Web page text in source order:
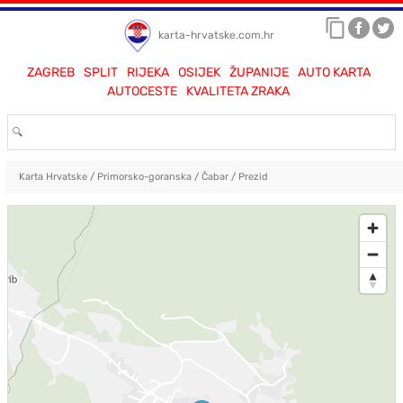
karta-hrvatske.com.hr
ZAGREB SPLIT RIJEKA OSIJEK ŽUPANIJE
AUTO KARTA
AUTOCESTE
KVALITETA ZRAKA
Karta Hrvatske/ Primorsko-goranska/ Čabar/ Prezid